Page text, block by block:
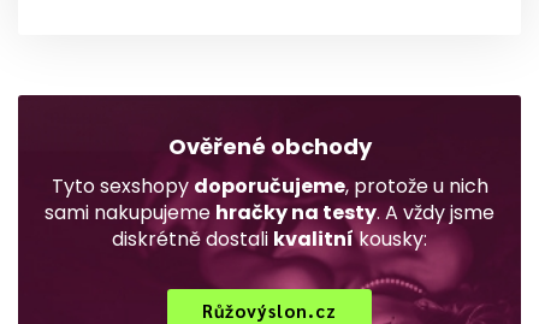
Ověřené obchody
Tyto sexshopy doporučujeme, protože u nich
sami nakupujeme hračky na testy. A vždy jsme
diskrétně dostali kvalitníkousky:
Růžovýslon.cz